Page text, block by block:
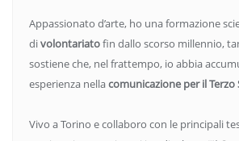
Appassionato d’arte, ho una formazione
divolontariatofin dallo scorso millennio,
sostiene che, nel frattempo, io abbia
esperienza nellacomunicazione per il Terzo
Vivo a Torino e collaboro con le principali